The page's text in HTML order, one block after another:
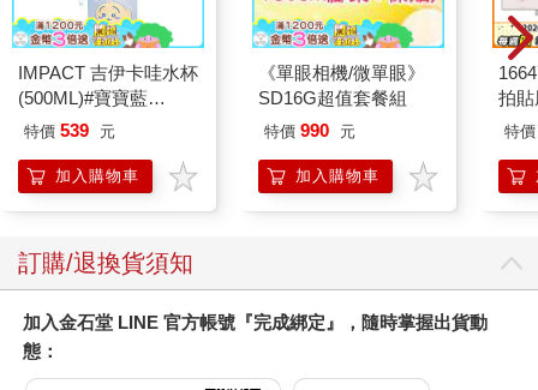
IMPACT 吉伊卡哇水杯
(500ML)#寶寶藍
IMCHB01LB
特價 539 元
加入購物車
《單眼相機/微單眼》
SD16G超值套餐組
特價 990 元
加入購物車
拍
特價
訂購/退換貨須知
加入金石堂 LINE 官方帳號『完成綁定』，隨時掌握出貨動
態：